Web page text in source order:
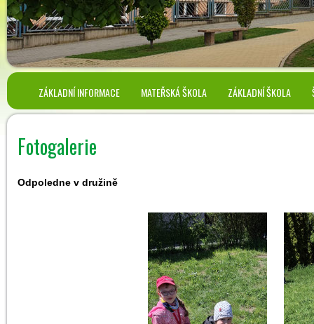
ZÁKLADNÍ INFORMACE MATEŘSKÁ ŠKOLA ZÁKLADNÍ ŠKOLA
Fotogalerie
Odpoledne v družině